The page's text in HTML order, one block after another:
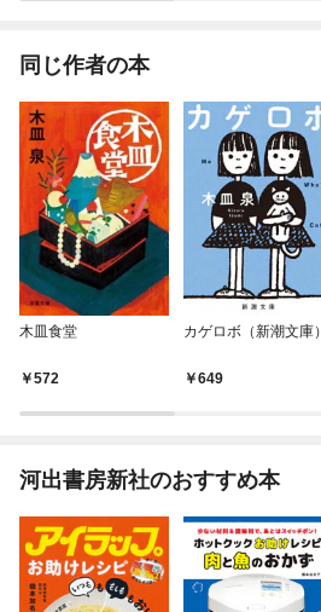
同じ作者の本
木皿食堂
572
カゲロボ（新潮文庫）
649
河出書房新社のおすすめ本